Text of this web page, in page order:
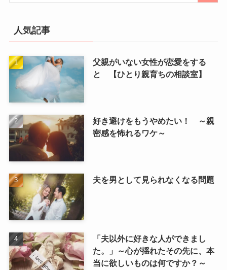
人気記事
父親がいない女性が恋愛をする
と 【ひとり親育ちの相談室】
好き避けをもうやめたい！ ～親
密感を怖れるワケ～
夫を男として見られなくなる問題
「夫以外に好きな人ができまし
た。」～心が揺れたその先に、本
当に欲しいものは何ですか？～